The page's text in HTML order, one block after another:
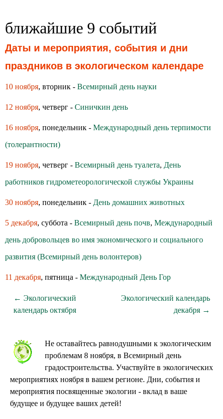
ближайшие 9 событий
Даты и мероприятия, события и дни
праздников в экологическом календаре
10 ноября, вторник - Всемирный день науки
12 ноября, четверг - Синичкин день
16 ноября, понедельник - Международный день терпимости
(толерантности)
19 ноября, четверг - Всемирный день туалета, День
работников гидрометеорологической службы Украины
30 ноября, понедельник - День домашних животных
5 декабря, суббота - Всемирный день почв, Международный
день добровольцев во имя экономического и социального
развития (Всемирный день волонтеров)
11 декабря, пятница - Международный День Гор
← Экологический
календарь октября
Экологический календарь
декабря →
Не оставайтесь равнодушными к экологическим
проблемам 8 ноября, в Всемирный день
градостроительства. Участвуйте в экологических
мероприятиях ноября в вашем регионе. Дни, события и
мероприятия посвященные экологии - вклад в ваше
будущее и будущее ваших детей!